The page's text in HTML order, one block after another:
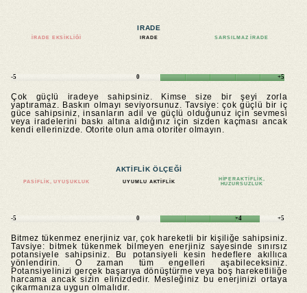
IRADE
İRADE EKSIKLIĞI IRADE SARSILMAZ IRADE
-5 0 +5
Çok güçlü iradeye sahipsiniz. Kimse size bir şeyi zorla
yaptıramaz. Baskın olmayı seviyorsunuz. Tavsiye: çok güçlü bir iç
güce sahipsiniz, insanların adil ve güçlü olduğunuz için sevmesi
veya iradelerini baskı altına aldığınız için sizden kaçması ancak
kendi ellerinizde. Otorite olun ama otoriter olmayın.
AKTIFLIK ÖLÇEĞI
PASIFLIK, UYUŞUKLUK UYUMLU AKTIFLIK
HIPERAKTIFLIK,
HUZURSUZLUK
-5 0 +4 +5
Bitmez tükenmez enerjiniz var, çok hareketli bir kişiliğe sahipsiniz.
Tavsiye: bitmek tükenmek bilmeyen enerjiniz sayesinde sınırsız
potansiyele sahipsiniz. Bu potansiyeli kesin hedeflere akıllıca
yönlendirin. O zaman tüm engelleri aşabileceksiniz.
Potansiyelinizi gerçek başarıya dönüştürme veya boş hareketliliğe
harcama ancak sizin elinizdedir. Mesleğiniz bu enerjinizi ortaya
çıkarmanıza uygun olmalıdır.